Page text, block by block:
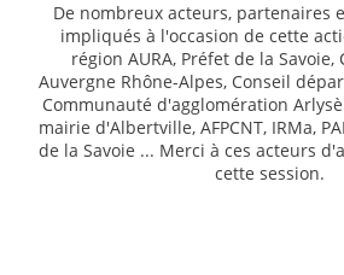
De nombreux acteurs, partenaires
impliqués à l'occasion de cette
région AURA, Préfet de la
Auvergne Rhône-Alpes, Conseil
Communauté d'agglomération
mairie d'Albertville, AFPCNT, IRMa,
de la Savoie ... Merci à ces acteurs
cette session.